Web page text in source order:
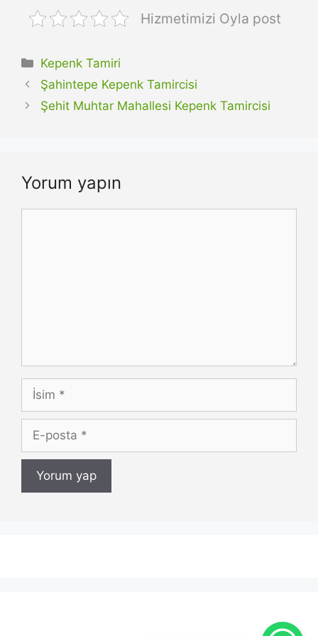
Hizmetimizi Oyla post
Kategoriler
Kepenk Tamiri
Şahintepe Kepenk Tamircisi
Şehit Muhtar Mahallesi Kepenk Tamircisi
Yorum yapın
İsim
posta